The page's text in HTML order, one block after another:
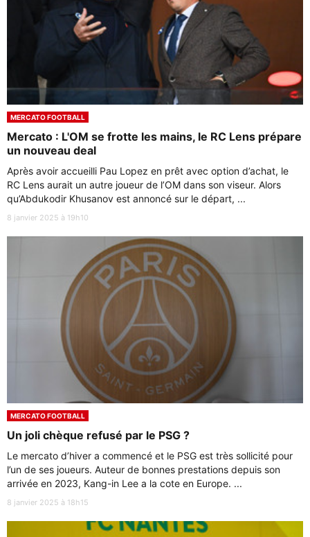
MERCATO FOOTBALL
Mercato : L'OM se frotte les mains, le RC Lens prépare
un nouveau deal
Après avoir accueilli Pau Lopez en prêt avec option d’achat, le
RC Lens aurait un autre joueur de l’OM dans son viseur. Alors
qu’Abdukodir Khusanov est annoncé sur le départ, ...
8 janvier 2025 à 19h10
MERCATO FOOTBALL
Un joli chèque refusé par le PSG ?
Le mercato d’hiver a commencé et le PSG est très sollicité pour
l’un de ses joueurs. Auteur de bonnes prestations depuis son
arrivée en 2023, Kang-in Lee a la cote en Europe. ...
8 janvier 2025 à 18h15